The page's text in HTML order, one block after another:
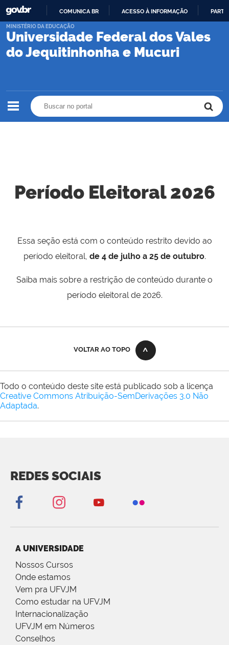
PARA
CONTEÚDO
COMUNICA BR ACESSO À INFORMAÇÃO
Universidade Federal dos Vales
do Jequitinhonha e Mucuri
MINISTÉRIO DA EDUCAÇÃO
Período Eleitoral 2026
Essa seção está com o conteúdo restrito devido ao
período eleitoral, de 4 de julho a 25 de outubro.
Saiba mais sobre a restrição de conteúdo durante o
período eleitoral de 2026.
VOLTAR AO TOPO
Todo o conteúdo deste site está publicado sob a licença
Creative Commons Atribuição-SemDerivações 3.0 Não
Adaptada.
REDES SOCIAIS
A UNIVERSIDADE
Nossos Cursos
Onde estamos
Vem pra UFVJM
Como estudar na UFVJM
Internacionalização
UFVJM em Números
Conselhos